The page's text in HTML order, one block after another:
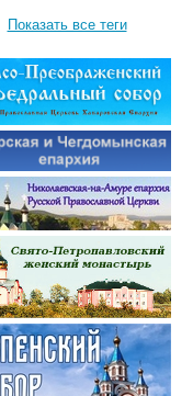
Показать все теги